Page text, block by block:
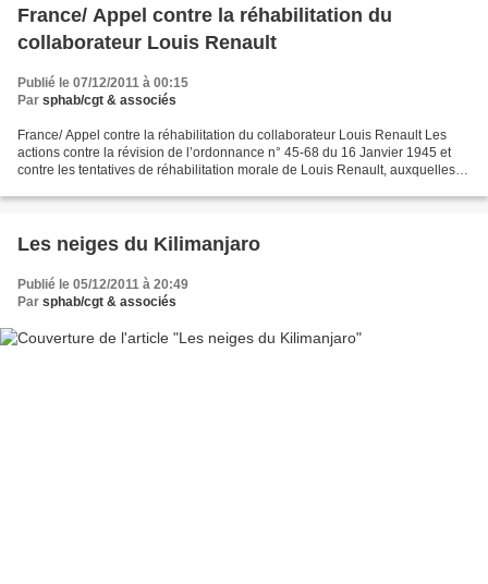
France/ Appel contre la réhabilitation du
collaborateur Louis Renault
Publié le 07/12/2011 à 00:15
Par sphab/cgt & associés
France/ Appel contre la réhabilitation du collaborateur Louis Renault Les
actions contre la révision de l’ordonnance n° 45-68 du 16 Janvier 1945 et
contre les tentatives de réhabilitation morale de Louis Renault, auxquelles
Les neiges du Kilimanjaro
Publié le 05/12/2011 à 20:49
Par sphab/cgt & associés